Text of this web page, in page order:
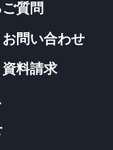
質問
問い合わせ
料請求